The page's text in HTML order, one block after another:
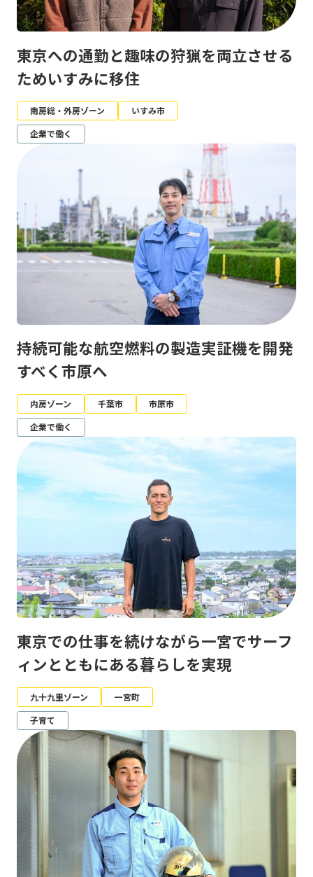
東京への通勤と趣味の狩猟を両立させる
ためいすみに移住
南房総・外房ゾーン
いすみ市
企業で働く
持続可能な航空燃料の製造実証機を開発
すべく市原へ
内房ゾーン 千葉市
市原市
企業で働く
東京での仕事を続けながら一宮でサーフ
ィンとともにある暮らしを実現
九十九里ゾーン
一宮町
子育て